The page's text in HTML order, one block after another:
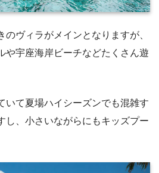
のヴィラがメインとなりますが、
や宇座海岸ビーチなどたくさん遊
いて夏場ハイシーズンでも混雑す
し、小さいながらにもキッズプー